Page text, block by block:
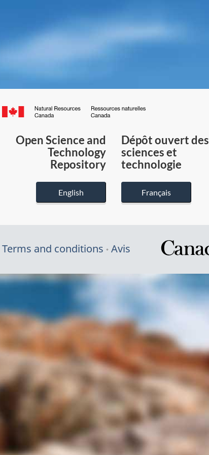
Canada.ca
du
Canada
Open Science and
Technology
Repository
English
Dépôt ouvert des
sciences et
technologie
Français
Terms and conditions Avis